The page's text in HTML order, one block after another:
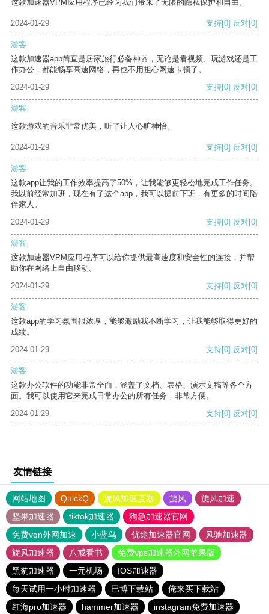
这款加速器VPM应用程序已经为我们带来了无限的隐私保护和自由。
2024-01-29 支持[0] 反对[0]
游客
这款加速器app简直是居家旅行必备神器，无论是看视频、玩游戏还是工
作办公，都能畅享高速网络，再也不用担心网速卡顿了。
2024-01-29
支持[0] 反对[0]
游客
这款游戏的音乐非常优美，听了让人心旷神怡。
2024-01-29 支持[0] 反对[0]
游客
这款app让我的工作效率提高了50%，让我能够更轻松地完成工作任务。
我以前经常加班，现在有了这个app，我可以提前下班，有更多的时间陪
伴家人。
2024-01-29
支持[0] 反对[0]
游客
这款加速器VPM应用程序可以给你提供最高速度和安全性的连接，并帮
助你在网络上自由移动。
2024-01-29
支持[0] 反对[0]
游客
这款app的学习氛围很浓厚，能够激励我不断学习，让我能够取得更好的
成绩。
2024-01-29
支持[0] 反对[0]
游客
这款办公软件的功能非常全面，涵盖了文档、表格、演示文稿等各个方
面。我可以使用它来完成日常办公的所有任务，非常方便。
2024-01-29
支持[0] 反对[0]
友情链接
网站地图 QuickQ 旋风加速度器 旋风
旋风加速
坚果加速器
tiktok加速器
狗急加速器官网
免费vqn外网加速
小蓝鸟 优途加速器官网
风驰加速器
旋风加速器
八戒看书
免费vps加速器外网苹果版
黑豹加速器
一元机场
IOS加速器
每天试用一小时加速器
巴博下载站
俺来买下载站
红海pro加速器
hammer加速器 instagram免费加速器